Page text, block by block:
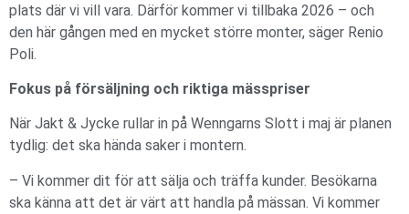
plats där vi vill vara. Därför kommer vi tillbaka 2026 – och
den här gången med en mycket större monter, säger Renio
Poli.
Fokus på försäljning och riktiga mässpriser
När Jakt & Jycke rullar in på Wenngarns Slott i maj är planen
tydlig: det ska hända saker i montern.
– Vi kommer dit för att sälja och träffa kunder. Besökarna
ska känna att det är värt att handla på mässan. Vi kommer